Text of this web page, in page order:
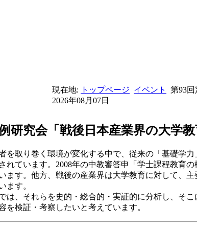
現在地: トップページ イベント
第93
2026年08月07日
研究会「戦後日本産業界の大学
を取り巻く環境が変化する中で、従来の「基礎学
れています。2008年の中教審答申「学士課程教育
ます。他方、戦後の産業界は大学教育に対して、
ます。
は、それらを史的・総合的・実証的に分析し、そ
を検証・考察したいと考えています。